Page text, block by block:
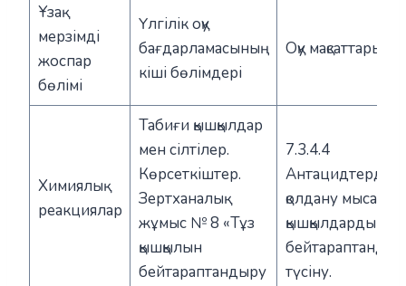
Ұзақ
мерзімді
жоспар
бөлімі
Үлгілік оқу
бағдарламасының
кіші бөлімдері
Оқу мақсаттары
Химиялық
реакциялар
Табиғи қышқылдар
мен сілтілер.
Көрсеткіштер.
Зертханалық
жұмыс № 8 «Тұз
қышқылын
бейтараптандыру
7.3.4.4
Антацидтерді
қолдану
қышқылдарды
түсіну.